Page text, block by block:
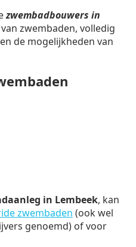
zwembadbouwers in
zwembaden, volledig
de mogelijkheden van
in Lembeek, kan
zwembaden (ook wel
genoemd) of voor